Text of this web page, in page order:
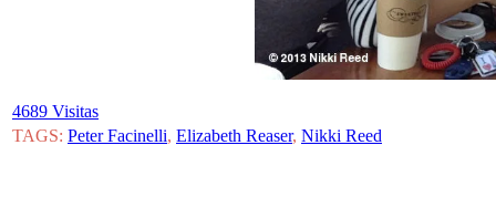
4689 Visitas
TAGS: Peter Facinelli, Elizabeth Reaser, Nikki Reed